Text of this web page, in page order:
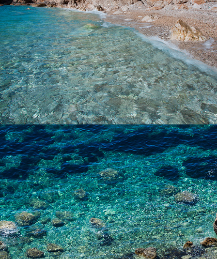
FKK-STRAND
Der FKK-Strand liegt im Tamarisken Schatten. Dieser Strand ist
mit unserem schnellen Taxi-Boot nur wenige Minuten von
Komiža entfernt.
x